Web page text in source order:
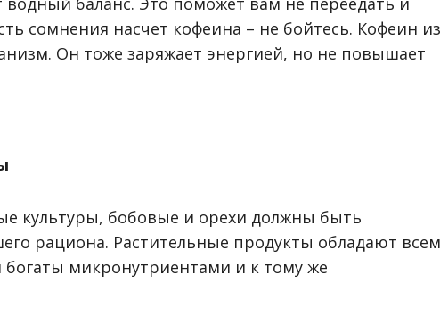
сомнения насчет кофеина – не бойтесь. Кофеин из
Он тоже заряжает энергией, но не повышает
культуры, бобовые и орехи должны быть
рациона. Растительные продукты обладают
микронутриентами и к тому же